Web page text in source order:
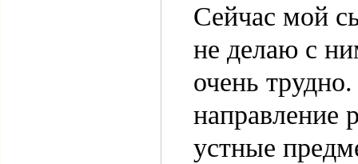
Сейчас мой
не делаю с
очень
направление
устные